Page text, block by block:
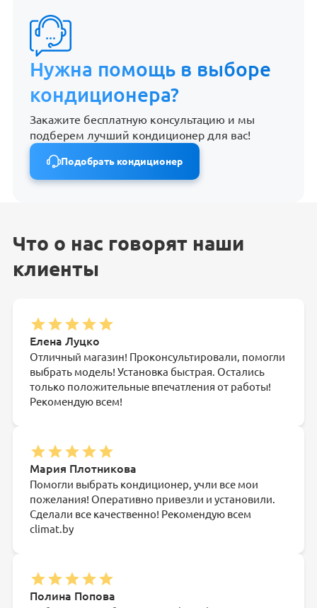
Нужна помощь в выборе
кондиционера?
Закажите бесплатную консультацию и мы
подберем лучший кондиционер для вас!
Подобрать кондиционер
Что о нас говорят наши
клиенты
Елена Луцко
Отличный магазин! Проконсультировали, помогли
выбрать модель! Установка быстрая. Остались
только положительные впечатления от работы!
Рекомендую всем!
Мария Плотникова
Помогли выбрать кондиционер, учли все мои
пожелания! Оперативно привезли и установили.
Сделали все качественно! Рекомендую всем
climat.by
Полина Попова